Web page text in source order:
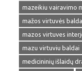
mazeikiu vairavimo
mažos virtuvės
mazos virtuves
mazu virtuviu baldai
medicininių išlaidų